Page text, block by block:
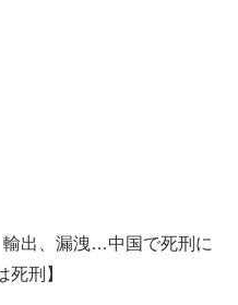
輸出、漏洩…中国で死刑に
刑】